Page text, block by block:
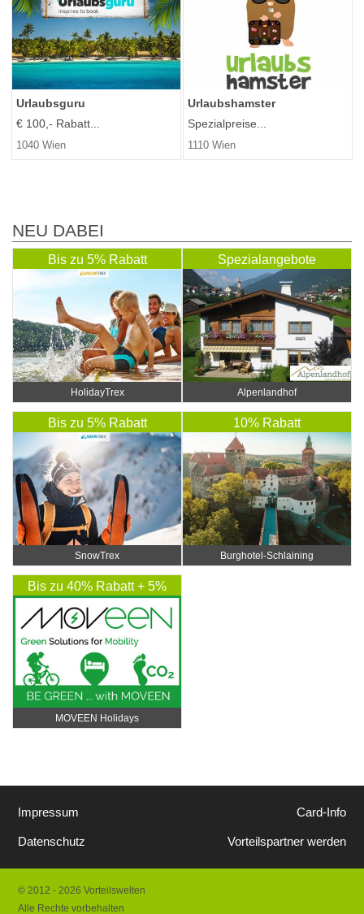
Urlaubsguru
€ 100,- Rabatt...
1040 Wien
Urlaubshamster
Spezialpreise...
1110 Wien
NEU DABEI
Bis zu 5% Rabatt
HolidayTrex
Spezialangebote
Alpenlandhof
Bis zu 5% Rabatt
SnowTrex
10% Rabatt
Burghotel-Schlaining
Bis zu 40% Rabatt + 5%
Rabatt Extra
MOVEEN Holidays
Impressum
Datenschutz
Card-Info
Vorteilspartner werden
© 2012 - 2026 Vorteilswelten
Alle Rechte vorbehalten